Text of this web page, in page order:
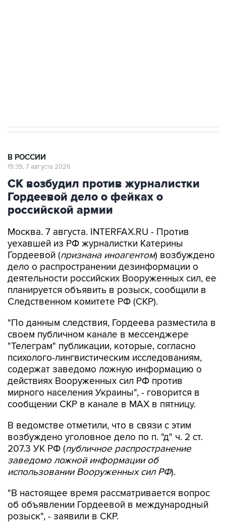
В РОССИИ
19:39, 7 августа 2026
СК возбудил против журналистки
Гордеевой дело о фейках о
российской армии
Москва. 7 августа. INTERFAX.RU - Против
уехавшей из РФ журналистки Катерины
Гордеевой (признана иноагентом) возбуждено
дело о распространении дезинформации о
деятельности российских Вооруженных сил, ее
планируется объявить в розыск, сообщили в
Следственном комитете РФ (СКР).
"По данным следствия, Гордеева разместила в
своем публичном канале в мессенджере
"Телеграм" публикации, которые, согласно
психолого-лингвистическим исследованиям,
содержат заведомо ложную информацию о
действиях Вооруженных сил РФ против
мирного населения Украины", - говорится в
сообщении СКР в канале в MAX в пятницу.
В ведомстве отметили, что в связи с этим
возбуждено уголовное дело по п. "д" ч. 2 ст.
207.3 УК РФ (публичное распространение
заведомо ложной информации об
использовании Вооруженных сил РФ).
"В настоящее время рассматривается вопрос
об объявлении Гордеевой в международный
розыск", - заявили в СКР.